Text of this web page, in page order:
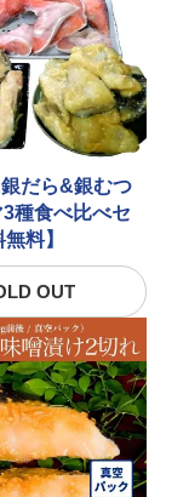
だら&銀むつ
種食べ比べセ
料】
OUT